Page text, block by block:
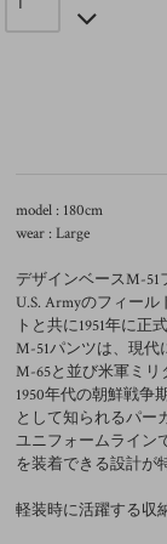
model : 180cm
wear : Large
デザインベースM-
U.S. Armyのフィー
トと共に1951年に正
M-51パンツは、現
M-65と並び米軍ミリ
1950年代の朝鮮戦争
として知られるパー
ユニフォームライン
を装着できる設計が
軽装時に活躍する収